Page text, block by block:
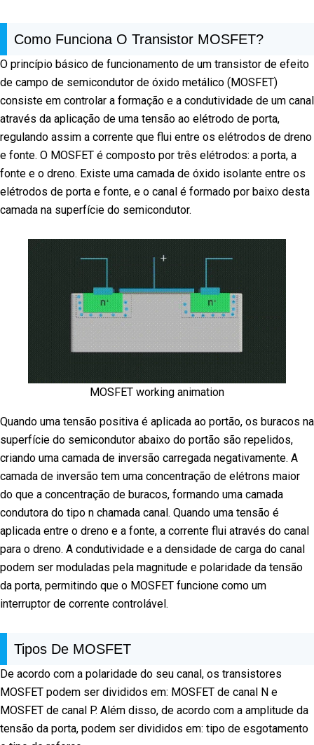
Como Funciona O Transistor MOSFET?
O princípio básico de funcionamento de um transistor de efeito
de campo de semicondutor de óxido metálico (MOSFET)
consiste em controlar a formação e a condutividade de um canal
através da aplicação de uma tensão ao elétrodo de porta,
regulando assim a corrente que flui entre os elétrodos de dreno
e fonte. O MOSFET é composto por três elétrodos: a porta, a
fonte e o dreno. Existe uma camada de óxido isolante entre os
elétrodos de porta e fonte, e o canal é formado por baixo desta
camada na superfície do semicondutor.
MOSFET working animation
Quando uma tensão positiva é aplicada ao portão, os buracos na
superfície do semicondutor abaixo do portão são repelidos,
criando uma camada de inversão carregada negativamente. A
camada de inversão tem uma concentração de elétrons maior
do que a concentração de buracos, formando uma camada
condutora do tipo n chamada canal. Quando uma tensão é
aplicada entre o dreno e a fonte, a corrente flui através do canal
para o dreno. A condutividade e a densidade de carga do canal
podem ser moduladas pela magnitude e polaridade da tensão
da porta, permitindo que o MOSFET funcione como um
interruptor de corrente controlável.
Tipos De MOSFET
De acordo com a polaridade do seu canal, os transistores
MOSFET podem ser divididos em: MOSFET de canal N e
MOSFET de canal P. Além disso, de acordo com a amplitude da
tensão da porta, podem ser divididos em: tipo de esgotamento